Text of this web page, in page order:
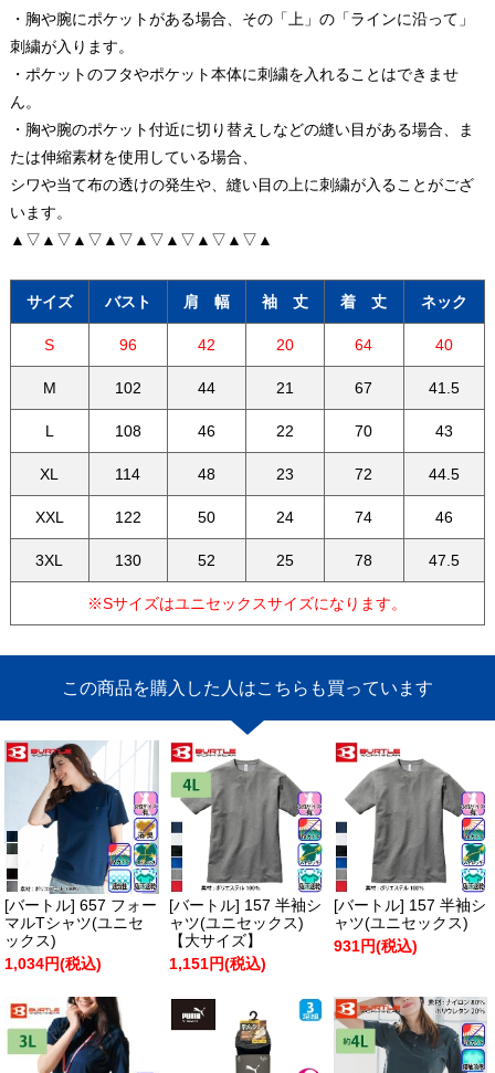
・胸や腕にポケットがある場合、その「上」の「ラインに沿って」
刺繍が入ります。
・ポケットのフタやポケット本体に刺繍を入れることはできませ
ん。
・胸や腕のポケット付近に切り替えしなどの縫い目がある場合、ま
たは伸縮素材を使用している場合、
シワや当て布の透けの発生や、縫い目の上に刺繍が入ることがござ
います。
▲▽▲▽▲▽▲▽▲▽▲▽▲▽▲▽▲
サイズ バスト 肩 幅 袖 丈 着 丈 ネック
S 96 42 20 64 40
M 102 44 21 67 41.5
L 108 46 22 70 43
XL 114 48 23 72 44.5
XXL 122 50 24 74 46
3XL 130 52 25 78 47.5
※Sサイズはユニセックスサイズになります。
この商品を購入した人はこちらも買っています
[バートル] 657 フォー
マルTシャツ(ユニセ
ックス)
1,034円(税込)
[バートル] 157 半袖シ
ャツ(ユニセックス)
【大サイズ】
1,151円(税込)
[バートル] 157 半袖シ
ャツ(ユニセックス)
931円(税込)